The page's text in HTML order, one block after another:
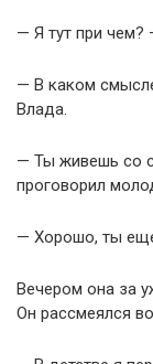
— Я тут при чем?
— В каком
Влада.
— Ты живешь со
проговорил
— Хорошо, ты
Вечером она за
Он рассмеялся